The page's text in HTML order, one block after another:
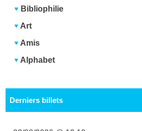
Bibliophilie
Art
Amis
Alphabet
Derniers billets